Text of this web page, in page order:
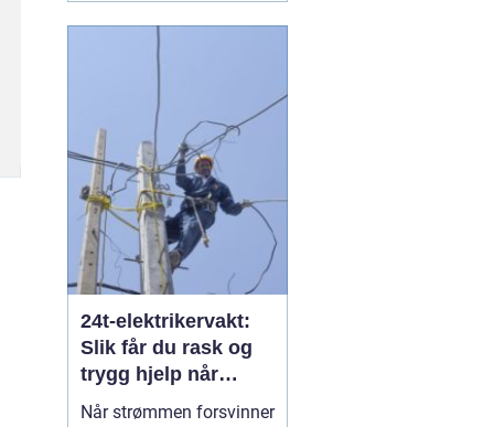
panelovn-varme til fordel
systemer som gir både
lavere strømregning og
jevnere inneklima. En
august 2026
24t-elektrikervakt:
Slik får du rask og
trygg hjelp når
strømmen svikter
Når strømmen forsvinner